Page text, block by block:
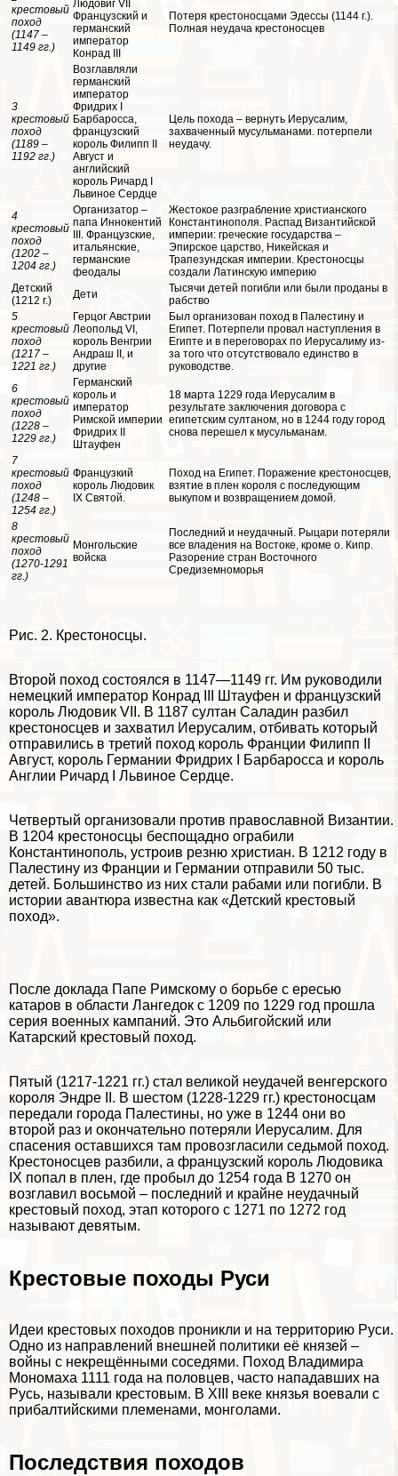
крестовый
поход
(1147 –
1149 гг.)
Людовиг VII
Французский и
германский
император
Конрад III
Потеря крестоносцами Эдессы (1144 г.).
Полная неудача крестоносцев
3
крестовый
поход
(1189 –
1192 гг.)
Возглавляли
германский
император
Фридрих I
Барбаросса,
французский
король Филипп II
Август и
английский
король Ричард I
Львиное Сердце
Цель похода – вернуть Иерусалим,
захваченный мусульманами. потерпели
неудачу.
4
крестовый
поход
(1202 –
1204 гг.)
Организатор –
папа Иннокентий
III. Французские,
итальянские,
германские
феодалы
Жестокое разграбление христианского
Константинополя. Распад Византийской
империи: греческие государства –
Эпирское царство, Никейская и
Трапезундская империи. Крестоносцы
создали Латинскую империю
Детский
(1212 г.)
Дети
Тысячи детей погибли или были проданы в
рабство
5
крестовый
поход
(1217 –
1221 гг.)
Герцог Австрии
Леопольд VI,
король Венгрии
Андраш II, и
другие
Был организован поход в Палестину и
Египет. Потерпели провал наступления в
Египте и в переговорах по Иерусалиму из-
за того что отсутствовало единство в
руководстве.
6
крестовый
поход
(1228 –
1229 гг.)
Германский
король и
император
Римской империи
Фридрих II
Штауфен
18 марта 1229 года Иерусалим в
результате заключения договора с
египетским султаном, но в 1244 году город
снова перешел к мусульманам.
7
крестовый
поход
(1248 –
1254 гг.)
Французкий
король Людовик
IX Святой.
Поход на Египет. Поражение крестоносцев,
взятие в плен короля с последующим
выкупом и возвращением домой.
8
крестовый
поход
(1270-1291
гг.)
Монгольские
войска
Последний и неудачный. Рыцари потеряли
все владения на Востоке, кроме о. Кипр.
Разорение стран Восточного
Средиземноморья
Рис. 2. Крестоносцы.
Второй поход состоялся в 1147—1149 гг. Им руководили
немецкий император Конрад III Штауфен и французский
король Людовик VII. В 1187 султан Саладин разбил
крестоносцев и захватил Иерусалим, отбивать который
отправились в третий поход король Франции Филипп II
Август, король Германии Фридрих I Барбаросса и король
Англии Ричард I Львиное Сердце.
Четвертый организовали против православной Византии.
В 1204 крестоносцы беспощадно ограбили
Константинополь, устроив резню христиан. В 1212 году в
Палестину из Франции и Германии отправили 50 тыс.
детей. Большинство из них стали paбами или погибли. В
истории авантюра известна как «Детский крестовый
поход».
После доклада Папе Римскому о борьбе с ересью
катаров в области Лангедок с 1209 по 1229 год прошла
серия военных кампаний. Это Альбигойский или
Катарский крестовый поход.
Пятый (1217-1221 гг.) стал великой неудачей венгерского
короля Эндре II. В шестом (1228-1229 гг.) крестоносцам
передали города Палестины, но уже в 1244 они во
второй раз и окончательно потеряли Иерусалим. Для
спасения оставшихся там провозгласили седьмой поход.
Крестоносцев разбили, а французский король Людовика
IX попал в плен, где пробыл до 1254 года В 1270 он
возглавил восьмой – последний и крайне неудачный
крестовый поход, этап которого с 1271 по 1272 год
называют девятым.
Крестовые походы Руси
Идеи крестовых походов проникли и на территорию Руси.
Одно из направлений внешней политики её князей –
войны с некрещёнными соседями. Поход Владимира
Мономаха 1111 года на половцев, часто нападавших на
Русь, называли крестовым. В XIII веке князья воевали с
прибалтийскими племенами, монголами.
Последствия походов